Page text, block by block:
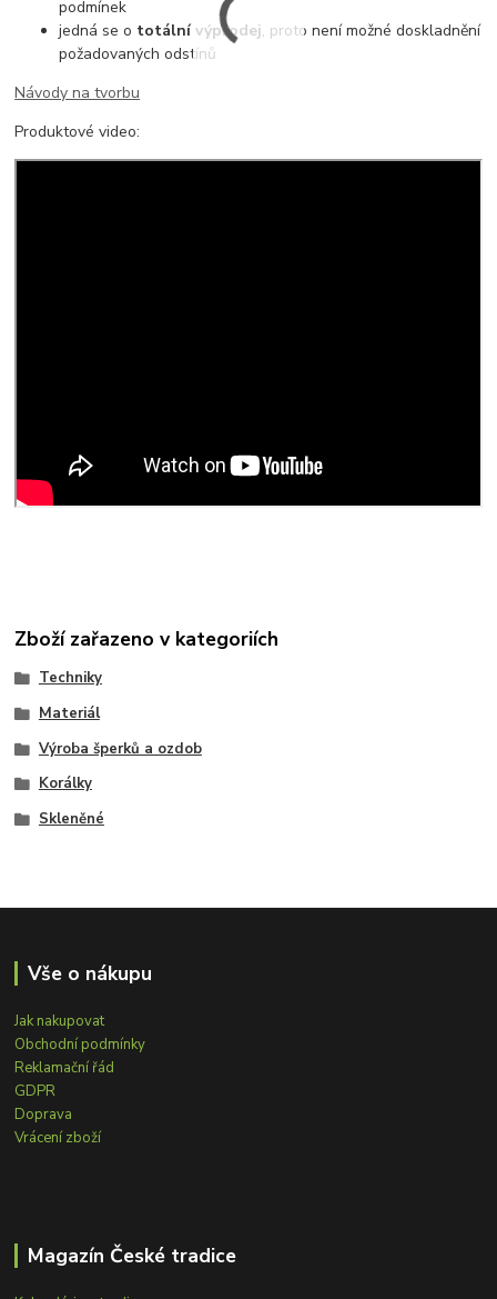
podmínek
jedná se o totální výprodej, proto není možné doskladnění
požadovaných odstínů
Návody na tvorbu
Produktové video:
Zboží zařazeno v kategoriích
Techniky
Materiál
Výroba šperků a ozdob
Korálky
Skleněné
Vše o nákupu
Jak nakupovat
Obchodní podmínky
Reklamační řád
GDPR
Doprava
Vrácení zboží
Magazín České tradice